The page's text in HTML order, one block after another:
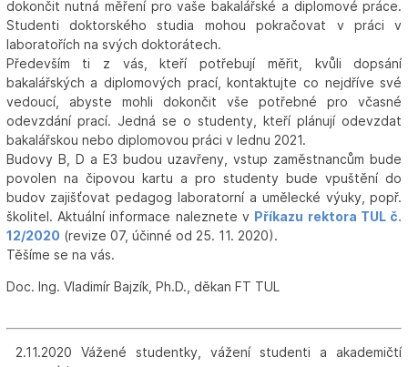
dokončit nutná měření pro vaše bakalářské a diplomové práce.
Studenti doktorského studia mohou pokračovat v práci v
laboratořích na svých doktorátech.
Především ti z vás, kteří potřebují měřit, kvůli dopsání
bakalářských a diplomových prací, kontaktujte co nejdříve své
vedoucí, abyste mohli dokončit vše potřebné pro včasné
odevzdání prací. Jedná se o studenty, kteří plánují odevzdat
bakalářskou nebo diplomovou práci v lednu 2021.
Budovy B, D a E3 budou uzavřeny, vstup zaměstnancům bude
povolen na čipovou kartu a pro studenty bude vpuštění do
budov zajišťovat pedagog laboratorní a umělecké výuky, popř.
školitel. Aktuální informace naleznete v Příkazu rektora TUL č.
12/2020 (revize 07, účinné od 25. 11. 2020).
Těšíme se na vás.
Doc. Ing. Vladimír Bajzík, Ph.D., děkan FT TUL
2.11.2020 Vážené studentky, vážení studenti a akademičtí